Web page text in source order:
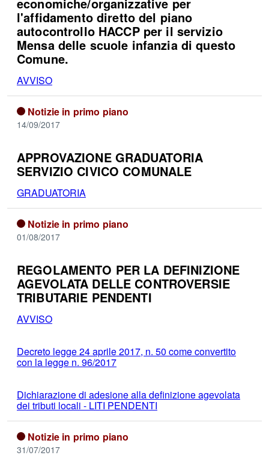
l'affidamento diretto del piano
autocontrollo HACCP per il servizio
Mensa delle scuole infanzia di questo
Comune.
AVVISO
Notizie in primo piano
14/09/2017
APPROVAZIONE GRADUATORIA
SERVIZIO CIVICO COMUNALE
GRADUATORIA
Notizie in primo piano
01/08/2017
REGOLAMENTO PER LA DEFINIZIONE
AGEVOLATA DELLE CONTROVERSIE
TRIBUTARIE PENDENTI
AVVISO
Decreto legge 24 aprile 2017, n. 50 come convertito
con la legge n. 96/2017
Dichiarazione di adesione alla definizione agevolata
dei tributi locali - LITI PENDENTI
Notizie in primo piano
31/07/2017